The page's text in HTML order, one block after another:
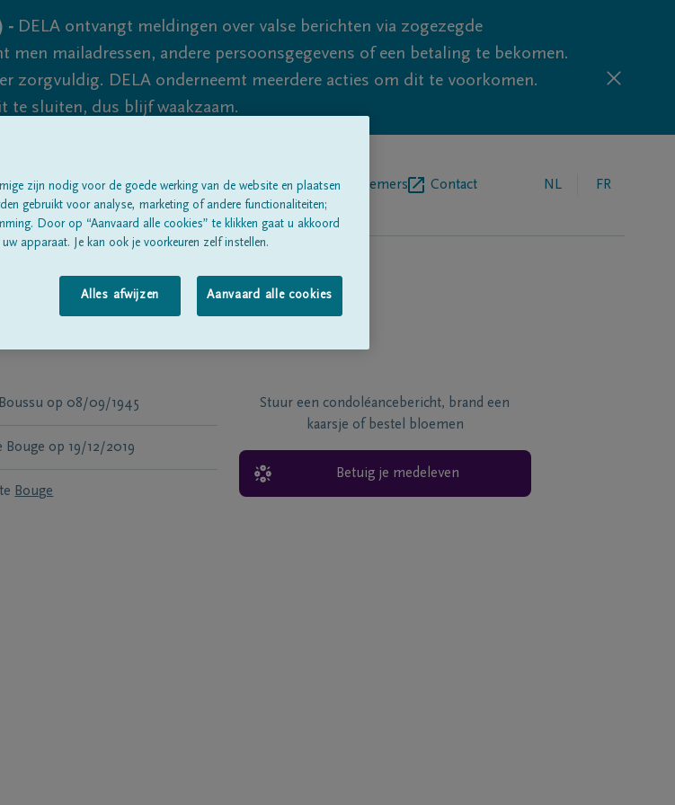
- DELA ontvangt meldingen over valse berichten via zogezegde
mailadressen, andere persoonsgegevens of een betaling te bekomen.
zorgvuldig. DELA onderneemt meerdere acties om dit te voorkomen.
te sluiten, dus blijf waakzaam.
Alle rouwberichtenOver onsBegrafenisondernemers Contact NL FR
Boussu op 08/09/1945
Bouge op 19/12/2019
Bouge
Stuur een condoléancebericht, brand een
kaarsje of bestel bloemen
Betuig je medeleven
zijn nodig voor de goede werking van de website en plaatsen
gebruikt voor analyse, marketing of andere functionaliteiten;
Door op “Aanvaard alle cookies” te klikken gaat u akkoord
apparaat. Je kan ook je voorkeuren zelf instellen.
Alles afwijzen Aanvaard alle cookies